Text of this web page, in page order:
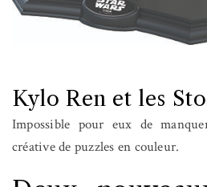
Kylo Ren et les
Impossible pour eux de
créative de puzzles en couleur.